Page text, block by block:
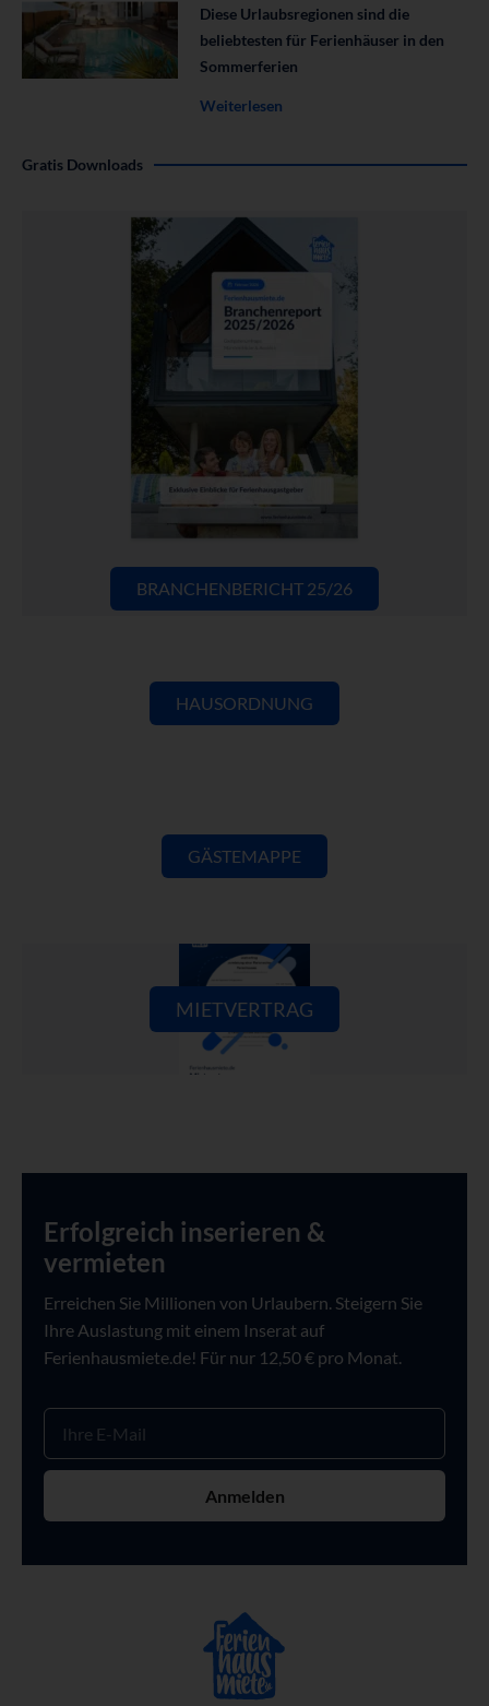
Diese Urlaubsregionen sind die
beliebtesten für Ferienhäuser in den
Sommerferien
Weiterlesen
Gratis Downloads
BRANCHENBERICHT 25/26
HAUSORDNUNG
GÄSTEMAPPE
MIETVERTRAG
Erfolgreich inserieren &
vermieten
Erreichen Sie Millionen von Urlaubern. Steigern Sie
Ihre Auslastung mit einem Inserat auf
Ferienhausmiete.de! Für nur 12,50 € pro Monat.
Anmelden